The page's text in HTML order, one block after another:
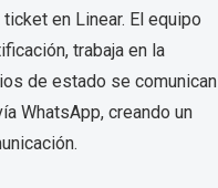
en Linear. El equipo
trabaja en la
de estado se comunican
WhatsApp, creando un